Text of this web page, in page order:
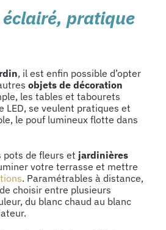
pratique
, il est enfin possible d’opter
objets de décoration
les tables et tabourets
LED, se veulent pratiques et
le pouf lumineux flotte dans
pots de fleurs et jardinières
votre terrasse et mettre
. Paramétrables à distance,
choisir entre plusieurs
du blanc chaud au blanc